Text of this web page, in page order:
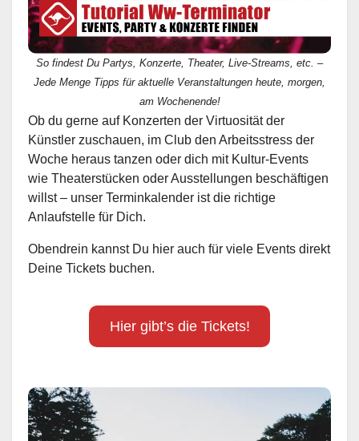
So findest Du Partys, Konzerte, Theater, Live-Streams, etc. –
Jede Menge Tipps für aktuelle Veranstaltungen heute, morgen,
am Wochenende!
Ob du gerne auf Konzerten der Virtuosität der
Künstler zuschauen, im Club den Arbeitsstress der
Woche heraus tanzen oder dich mit Kultur-Events
wie Theaterstücken oder Ausstellungen beschäftigen
willst – unser Terminkalender ist die richtige
Anlaufstelle für Dich.
Obendrein kannst Du hier auch für viele Events direkt
Deine Tickets buchen.
Hier gibt’s die Tickets!